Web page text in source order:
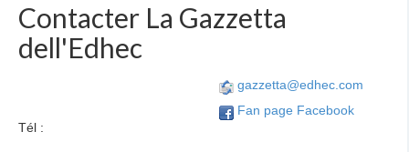
Contacter La Gazzetta
dell'Edhec
Tél :
gazzetta@edhec.com
Fan page Facebook